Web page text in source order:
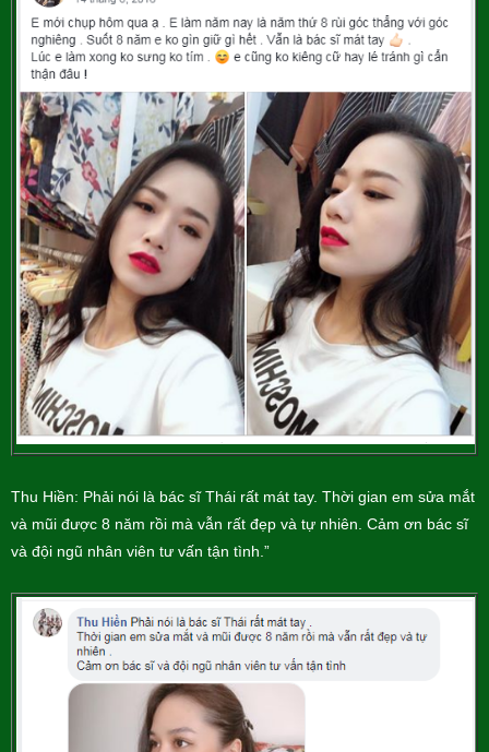
Thu Hiền: Phải nói là bác sĩ Thái rất mát tay. Thời gian em sửa mắt
và mũi được 8 năm rồi mà vẫn rất đẹp và tự nhiên. Cảm ơn bác sĩ
và đội ngũ nhân viên tư vấn tận tình.”